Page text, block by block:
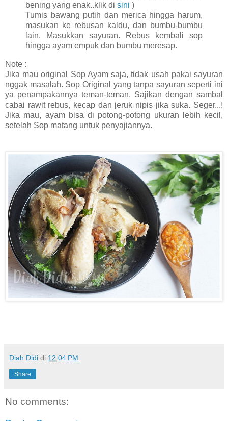
bening yang enak..klik di sini )
Tumis bawang putih dan merica hingga harum,
masukan ke rebusan kaldu, dan bumbu-bumbu
lain. Masukkan sayuran. Rebus kembali sop
hingga ayam empuk dan bumbu meresap.
Note :
Jika mau original Sop Ayam saja, tidak usah pakai sayuran
nggak masalah. Sop Original yang tanpa sayuran seperti ini
ya penampakannya teman-teman. Sajikan dengan sambal
cabai rawit rebus, kecap dan jeruk nipis jika suka. Seger...!
Jika mau, ayam bisa di potong-potong ukuran lebih kecil,
setelah Sop matang untuk penyajiannya.
Diah Didi di 12:04 PM
Share
No comments: